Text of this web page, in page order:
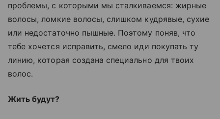
проблемы, с которыми мы сталкиваемся: жирные
волосы, ломкие волосы, слишком кудрявые, сухие
или недостаточно пышные. Поэтому поняв, что
тебе хочется исправить, смело иди покупать ту
линию, которая создана специально для твоих
волос.
Жить будут?